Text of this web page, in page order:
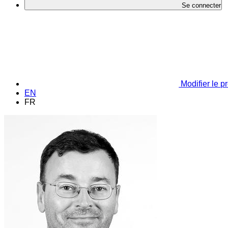
Se connecter
Modifier le
EN
FR